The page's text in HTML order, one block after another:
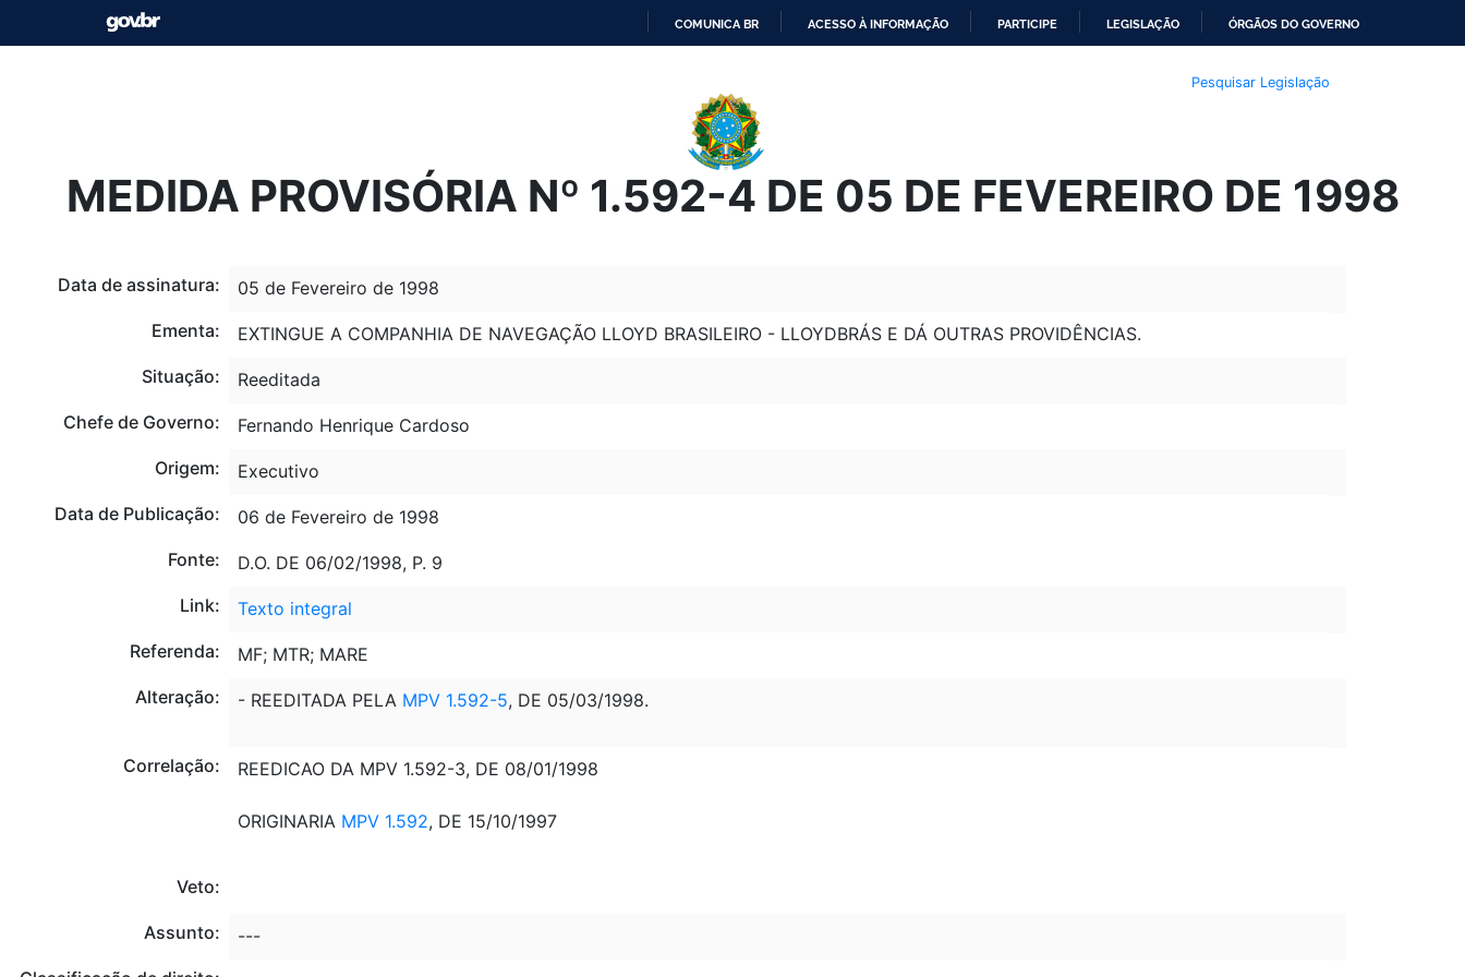
O
CONTEÚDO
COMUNICA BR ACESSO À INFORMAÇÃO PARTICIPE LEGISLAÇÃO ÓRGÃOS DO GOVERNO
Pesquisar Legislação
MEDIDA PROVISÓRIA Nº 1.592-4 DE 05 DE FEVEREIRO DE 1998
Data de assinatura:
05 de Fevereiro de 1998
Ementa:
EXTINGUE A COMPANHIA DE NAVEGAÇÃO LLOYD BRASILEIRO - LLOYDBRÁS E DÁ OUTRAS PROVIDÊNCIAS.
Situação:
Reeditada
Chefe de Governo:
Fernando Henrique Cardoso
Origem:
Executivo
Data de Publicação:
06 de Fevereiro de 1998
Fonte:
D.O. DE 06/02/1998, P. 9
Link:
Texto integral
Referenda:
MF; MTR; MARE
Alteração:
- REEDITADA PELA MPV 1.592-5, DE 05/03/1998.
Correlação: REEDICAO DA MPV 1.592-3, DE 08/01/1998
ORIGINARIA MPV 1.592, DE 15/10/1997
Veto:
Assunto:
---